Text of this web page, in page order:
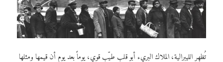
تُظهِر الليبرالية، الملاك البريءأبو قلب طيّب قوي، يوماً بعد يوم أن قيمها ومثلها